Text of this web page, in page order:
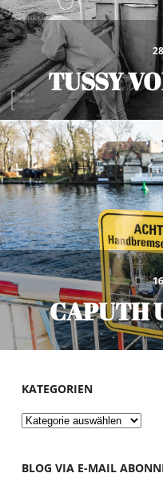
TUSSY
CAPUTH
KATEGORIEN
Kategorien
BLOG VIA E-MAIL